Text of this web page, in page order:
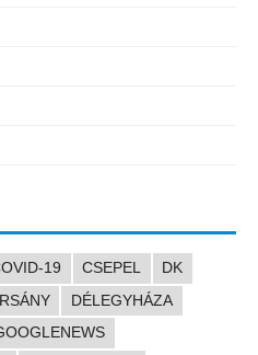
19 CSEPEL
DK
DÉLEGYHÁZA